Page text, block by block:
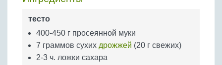
Бобовые
Яйца
Крупы
тесто
400-450 г просеянной муки
7 граммов сухих дрожжей (20 г свежих)
2-3 ч. ложки сахара